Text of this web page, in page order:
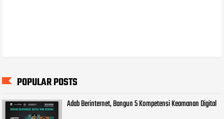
POPULAR POSTS
Adab Berinternet, Bangun 5 Kompetensi Keamanan Digital